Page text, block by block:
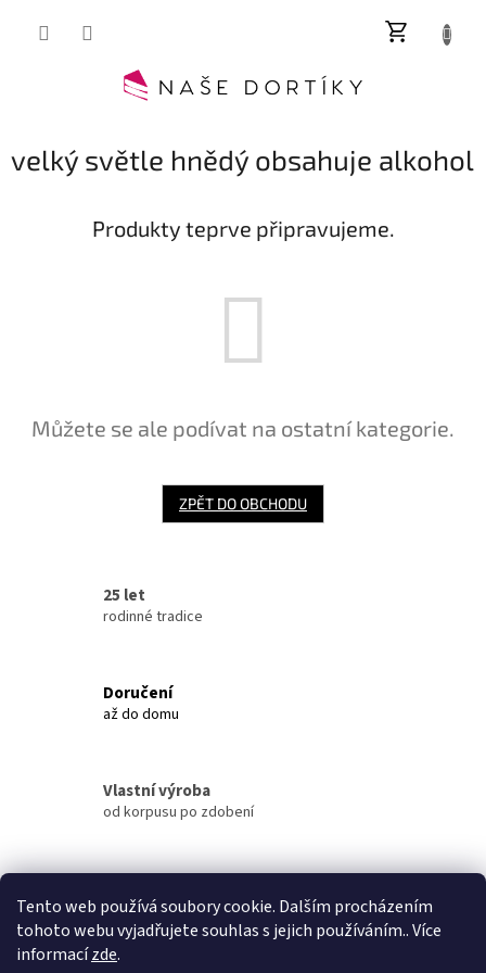
Tento web používá soubory cookie. Dalším procházením
tohoto webu vyjadřujete souhlas s jejich používáním.. Více
informacízde.
velký světle hnědý obsahuje alkohol
Produkty teprve připravujeme.
Můžete se ale podívat na ostatní kategorie.
ZPĚT DO OBCHODU
25 let
rodinné tradice
Doručení
až do domu
Vlastní výroba
od korpusu po zdobení
v Benešově